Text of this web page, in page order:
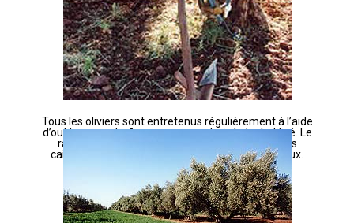
Tous les oliviers sont entretenus régulièrement à l’aide
d’outils manuels; Aucun engin motorisé n’est utilisé. Le
ramassage des olives se fait à la main, dans des
caisses acheminées en charrette par des animaux.